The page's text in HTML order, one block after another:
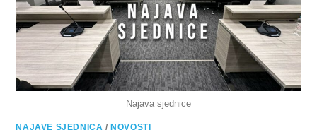
Najava sjednice
NAJAVE SJEDNICA / NOVOSTI